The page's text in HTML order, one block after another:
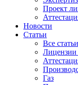
Проект
Новости
Статьи
Все статьи
Газ